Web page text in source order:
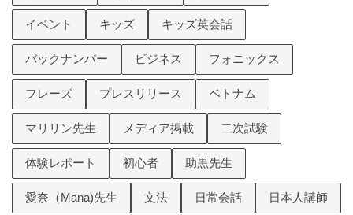
イベント キッズ キッズ英会話
バックナンバー ビジネス フォニックス
フレーズ プレスリリース ベトナム
マリリン先生 メディア掲載 二次試験
体験レポート 初心者 助黒先生
愛奈（Mana)先生 文法 日常会話 日本人講師